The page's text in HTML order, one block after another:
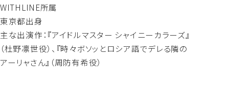
WITHLINE所属
東京都出身
主な出演作：『アイドルマスター シャイニーカラーズ』
（杜野凛世役）、『時々ボソッとロシア語でデレる隣の
アーリャさん』（周防有希役）